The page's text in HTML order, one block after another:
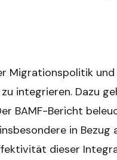
Migrationspolitik
integrieren. Dazu
BAMF-Bericht
in Bezug
dieser